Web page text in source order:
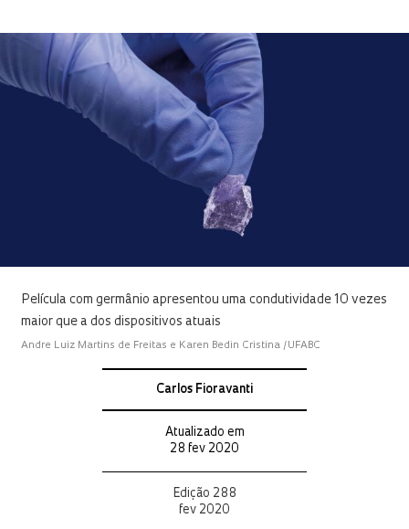
Película com germânio apresentou uma condutividade 10 vezes
maior que a dos dispositivos atuais
Andre Luiz Martins de Freitas e Karen Bedin Cristina /UFABC
Carlos Fioravanti
Atualizado em
28 fev 2020
Edição 288
fev 2020